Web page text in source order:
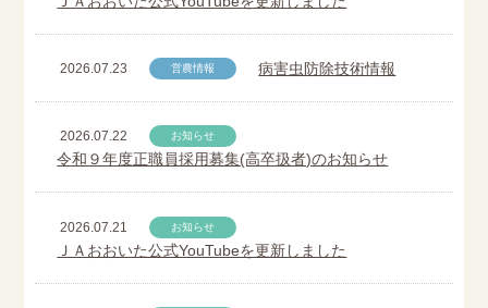
2026.07.23 営農情報 病害虫防除技術情報
2026.07.22 お知らせ
令和９年度正職員採用募集(高卒扱者)のお知らせ
2026.07.21 お知らせ
ＪＡおおいた公式YouTubeを更新しました